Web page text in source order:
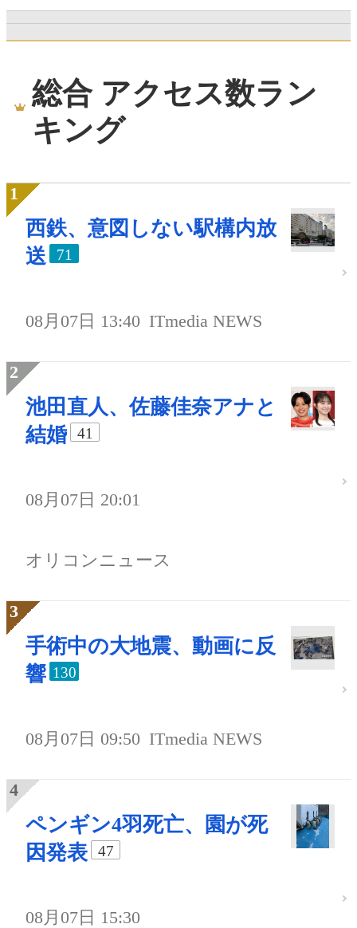
総合 アクセス数ラン
キング
西鉄、意図しない駅構内放
送
71
08月07日 13:40 ITmedia NEWS
池田直人、佐藤佳奈アナと
結婚
41
08月07日 20:01
オリコンニュース
手術中の大地震、動画に反
響 130
08月07日 09:50 ITmedia NEWS
ペンギン4羽死亡、園が死
因発表
47
08月07日 15:30